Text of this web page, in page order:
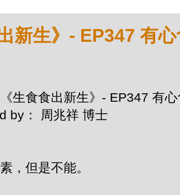
新生》- EP347 有
生食食出新生》- EP347 有
by： 周兆祥 博士
，但是不能。